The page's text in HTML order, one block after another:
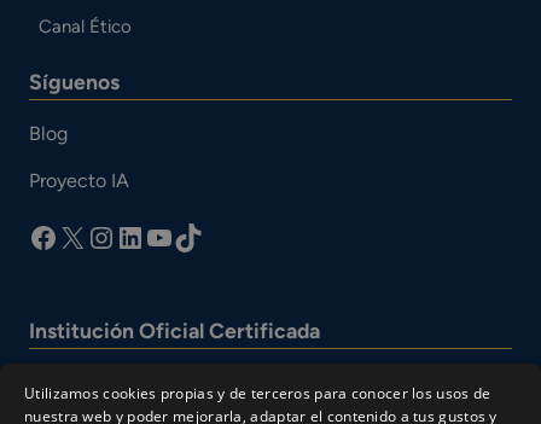
Canal Ético
Síguenos
Blog
Proyecto IA
facebook
X Instagram
LinkedIn
YouTube
TikTok
Institución Oficial Certificada
Utilizamos cookies propias y de terceros para conocer los usos de
nuestra web y poder mejorarla, adaptar el contenido a tus gustos y